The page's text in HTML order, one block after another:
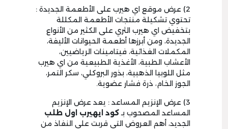
2) عرض موقع اي هيرب على الأطعمة الجديدة :
تحتوي تشكيلة منتجات الأطعمة المكللة
بتخفيض اي هيرب الثري على الكثير من الأنواع
الجديدة، ومن أبرزها أطعمة الحيوانات الأليفة،
المكملات الغذائية، فيتامينات الرياضيين،
الأعشاب الطبية، الأغذية الطبيعية من اي هيرب
مثل اللوبيا الذهبية، بذور البروكلي، سكر التمر،
الجوز الخام، ذرة فشار عضوية.
3) عرض الإنزيم المساعد : يعد عرض الإنزيم
المساعد المصحوب بـكود ايهيرب اول طلب
الجديد، أهم العروض التي قربت على النفاذ من